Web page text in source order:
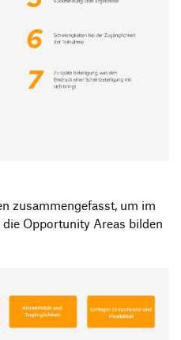
zusammengefasst, um im
Opportunity Areas bilden